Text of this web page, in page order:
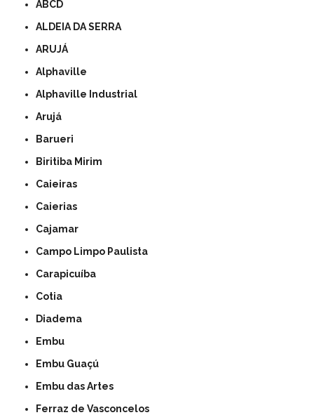
ABCD
ALDEIA DA SERRA
ARUJÁ
Alphaville
Alphaville Industrial
Arujá
Barueri
Biritiba Mirim
Caieiras
Caierias
Cajamar
Campo Limpo Paulista
Carapicuíba
Cotia
Diadema
Embu
Embu Guaçú
Embu das Artes
Ferraz de Vasconcelos